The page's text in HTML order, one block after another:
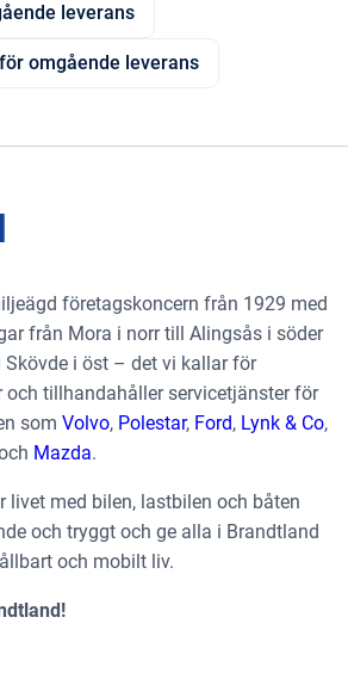
leverans
omgående leverans
företagskoncern från 1929 med
från Mora i norr till Alingsås i söder
i öst – det vi kallar för
och tillhandahåller servicetjänster för
som Volvo, Polestar, Ford, Lynk & Co,
Mazda.
livet med bilen, lastbilen och båten
och tryggt och ge alla i Brandtland
och mobilt liv.